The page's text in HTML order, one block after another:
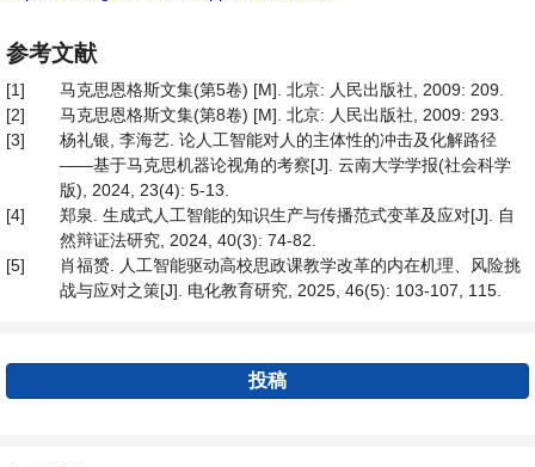
参考文献
[1]
马克思恩格斯文集(第5卷) [M]. 北京: 人民出版社, 2009: 209.
[2]
马克思恩格斯文集(第8卷) [M]. 北京: 人民出版社, 2009: 293.
[3]
杨礼银, 李海艺. 论人工智能对人的主体性的冲击及化解路径
——基于马克思机器论视角的考察[J]. 云南大学学报(社会科学
版), 2024, 23(4): 5-13.
[4]
郑泉. 生成式人工智能的知识生产与传播范式变革及应对[J]. 自
然辩证法研究, 2024, 40(3): 74-82.
[5]
肖福赟. 人工智能驱动高校思政课教学改革的内在机理、风险挑
战与应对之策[J]. 电化教育研究, 2025, 46(5): 103-107, 115.
投稿